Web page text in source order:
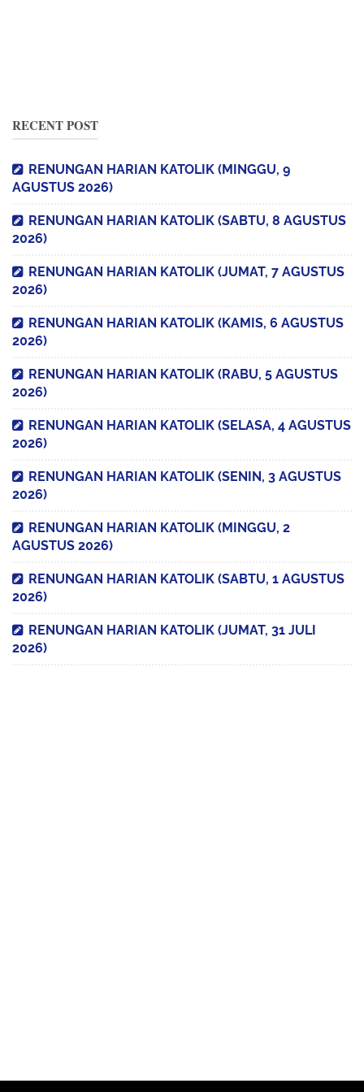
RECENT POST
RENUNGAN HARIAN KATOLIK (MINGGU, 9
AGUSTUS 2026)
RENUNGAN HARIAN KATOLIK (SABTU, 8 AGUSTUS
2026)
RENUNGAN HARIAN KATOLIK (JUMAT, 7 AGUSTUS
2026)
RENUNGAN HARIAN KATOLIK (KAMIS, 6 AGUSTUS
2026)
RENUNGAN HARIAN KATOLIK (RABU, 5 AGUSTUS
2026)
RENUNGAN HARIAN KATOLIK (SELASA, 4 AGUSTUS
2026)
RENUNGAN HARIAN KATOLIK (SENIN, 3 AGUSTUS
2026)
RENUNGAN HARIAN KATOLIK (MINGGU, 2
AGUSTUS 2026)
RENUNGAN HARIAN KATOLIK (SABTU, 1 AGUSTUS
2026)
RENUNGAN HARIAN KATOLIK (JUMAT, 31 JULI
2026)